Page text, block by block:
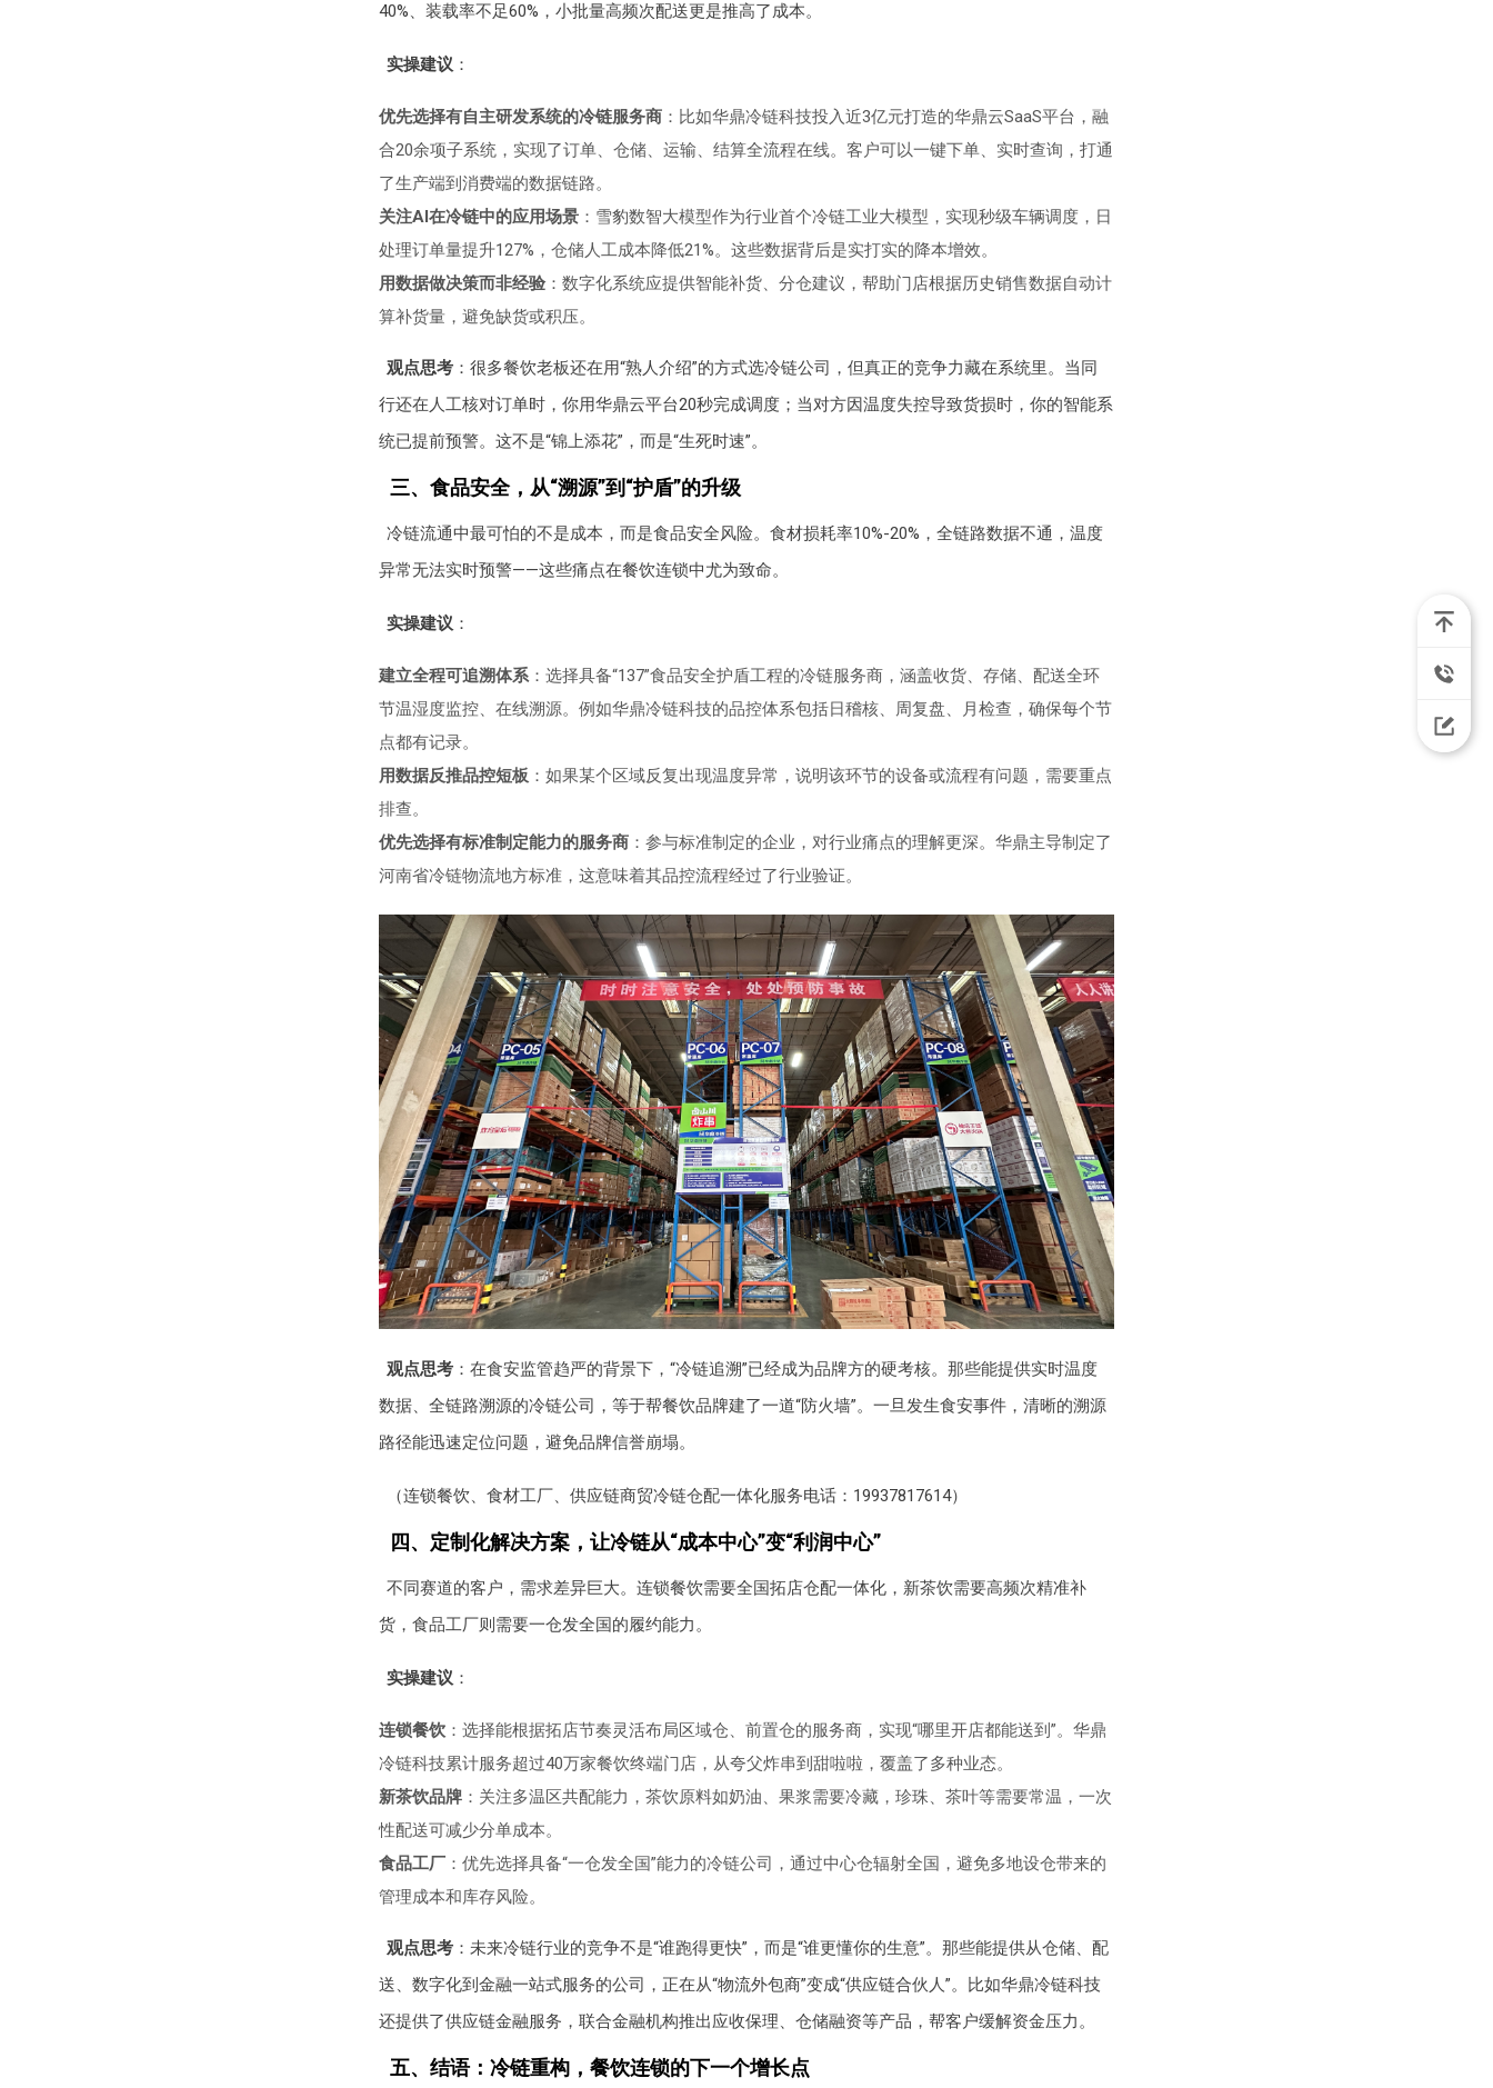
40%、装载率不足60%，小批量高频次配送更是推高了成本。
实操建议 ：
优先选择有自主研发系统的冷链服务商：比如华鼎冷链科技投入近3亿元打造的华鼎云SaaS平台，融
合20余项子系统，实现了订单、仓储、运输、结算全流程在线。客户可以一键下单、实时查询，打通
了生产端到消费端的数据链路。
关注AI在冷链中的应用场景：雪豹数智大模型作为行业首个冷链工业大模型，实现秒级车辆调度，日
处理订单量提升127%，仓储人工成本降低21%。这些数据背后是实打实的降本增效。
用数据做决策而非经验：数字化系统应提供智能补货、分仓建议，帮助门店根据历史销售数据自动计
算补货量，避免缺货或积压。
观点思考 ：很多餐饮老板还在用“熟人介绍”的方式选冷链公司，但真正的竞争力藏在系统里。当同
行还在人工核对订单时，你用华鼎云平台20秒完成调度；当对方因温度失控导致货损时，你的智能系
统已提前预警。这不是“锦上添花”，而是“生死时速”。
三、食品安全，从“溯源”到“护盾”的升级
冷链流通中最可怕的不是成本，而是食品安全风险。食材损耗率10%-20%，全链路数据不通，温度
异常无法实时预警——这些痛点在餐饮连锁中尤为致命。
实操建议 ：
建立全程可追溯体系：选择具备“137”食品安全护盾工程的冷链服务商，涵盖收货、存储、配送全环
节温湿度监控、在线溯源。例如华鼎冷链科技的品控体系包括日稽核、周复盘、月检查，确保每个节
点都有记录。
用数据反推品控短板 ：如果某个区域反复出现温度异常，说明该环节的设备或流程有问题，需要重点
排查。
优先选择有标准制定能力的服务商：参与标准制定的企业，对行业痛点的理解更深。华鼎主导制定了
河南省冷链物流地方标准，这意味着其品控流程经过了行业验证。
观点思考 ：在食安监管趋严的背景下，“冷链追溯”已经成为品牌方的硬考核。那些能提供实时温度
数据、全链路溯源的冷链公司，等于帮餐饮品牌建了一道“防火墙”。一旦发生食安事件，清晰的溯源
路径能迅速定位问题，避免品牌信誉崩塌。
（连锁餐饮、食材工厂、供应链商贸冷链仓配一体化服务电话：19937817614）
四、定制化解决方案，让冷链从“成本中心”变“利润中心”
不同赛道的客户，需求差异巨大。连锁餐饮需要全国拓店仓配一体化，新茶饮需要高频次精准补
货，食品工厂则需要一仓发全国的履约能力。
实操建议 ：
连锁餐饮：选择能根据拓店节奏灵活布局区域仓、前置仓的服务商，实现“哪里开店都能送到”。华鼎
冷链科技累计服务超过40万家餐饮终端门店，从夸父炸串到甜啦啦，覆盖了多种业态。
新茶饮品牌：关注多温区共配能力，茶饮原料如奶油、果浆需要冷藏，珍珠、茶叶等需要常温，一次
性配送可减少分单成本。
食品工厂：优先选择具备“一仓发全国”能力的冷链公司，通过中心仓辐射全国，避免多地设仓带来的
管理成本和库存风险。
观点思考 ：未来冷链行业的竞争不是“谁跑得更快”，而是“谁更懂你的生意”。那些能提供从仓储、配
送、数字化到金融一站式服务的公司，正在从“物流外包商”变成“供应链合伙人”。比如华鼎冷链科技
还提供了供应链金融服务，联合金融机构推出应收保理、仓储融资等产品，帮客户缓解资金压力。
五、结语：冷链重构，餐饮连锁的下一个增长点